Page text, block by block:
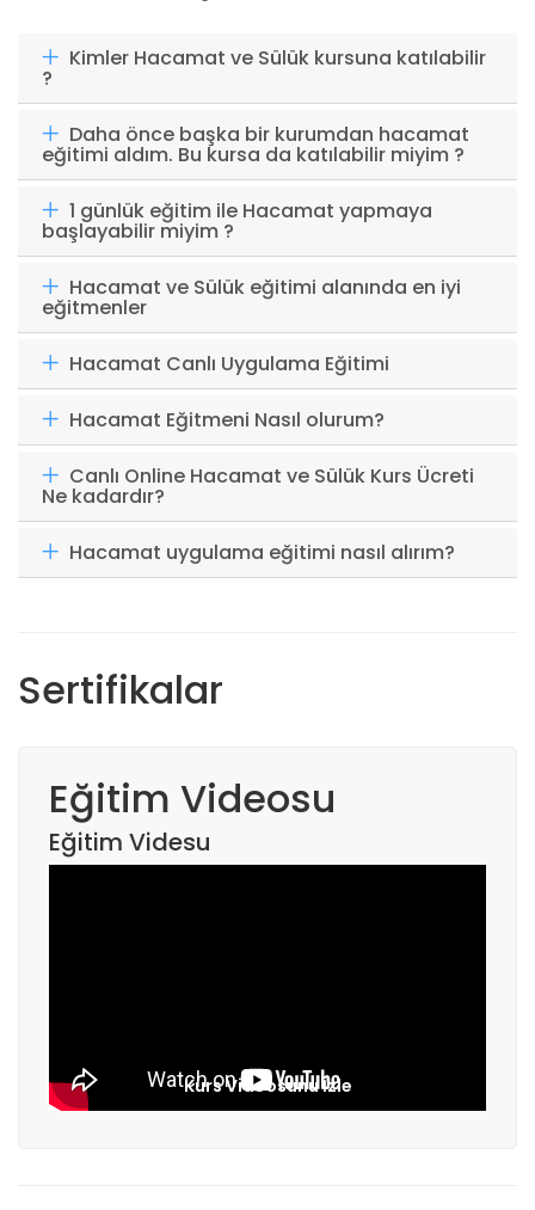
Kimler Hacamat ve Sülük kursuna katılabilir
?
Daha önce başka bir kurumdan hacamat
eğitimi aldım. Bu kursa da katılabilir miyim ?
1 günlük eğitim ile Hacamat yapmaya
başlayabilir miyim ?
Hacamat ve Sülük eğitimi alanında en iyi
eğitmenler
Hacamat Canlı Uygulama Eğitimi
Hacamat Eğitmeni Nasıl olurum?
Canlı Online Hacamat ve Sülük Kurs Ücreti
Ne kadardır?
Hacamat uygulama eğitimi nasıl alırım?
Sertifikalar
Eğitim Videosu
Eğitim Videsu
Kurs Videosunu İzle